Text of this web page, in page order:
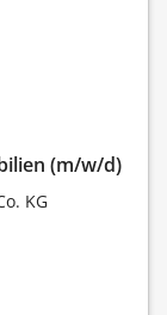
(m/w/d)
KG